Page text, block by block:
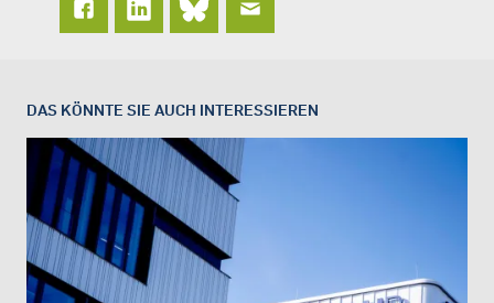
DAS KÖNNTE SIE AUCH INTERESSIEREN